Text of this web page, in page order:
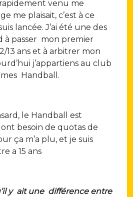
venu me
me plaisait, c’est à ce
lancée. J’ai été une des
à passer mon premier
13 ans et à arbitrer mon
j’appartiens au club
Handball.
le Handball est
besoin de quotas de
ça m’a plu, et je suis
a 15 ans
y ait une différence entre